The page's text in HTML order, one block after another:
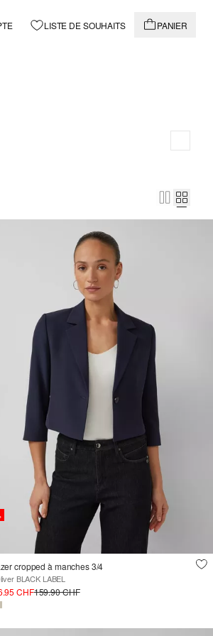
LISTE DE SOUHAITS PANIER
cropped à manches 3/4
BLACK LABEL
CHF159.90 CHF